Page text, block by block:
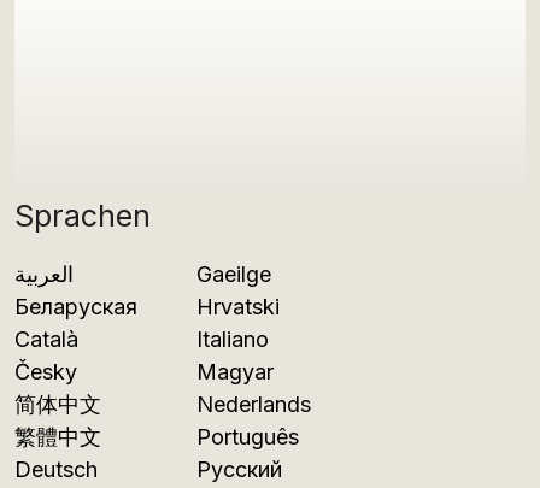
Sprachen
العربية
Беларуская
Català
Česky
简体中文
繁體中文
Deutsch
Gaeilge
Hrvatski
Italiano
Magyar
Nederlands
Português
Русский